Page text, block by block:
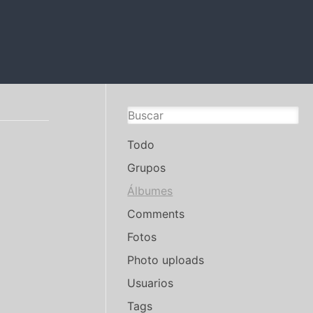
Todo
Grupos
Álbumes
Comments
Fotos
Photo uploads
Usuarios
Tags